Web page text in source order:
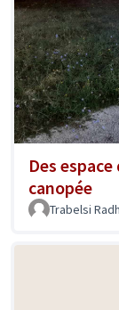
Des
canopée
Trabelsi